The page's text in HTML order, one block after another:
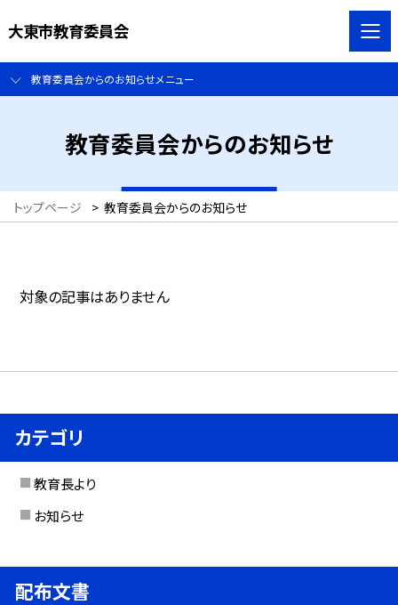
大東市教育委員会
教育委員会からのお知らせメニュー
教育委員会からのお知らせ
トップページ > 教育委員会からのお知らせ
対象の記事はありません
カテゴリ
教育長より
お知らせ
配布文書